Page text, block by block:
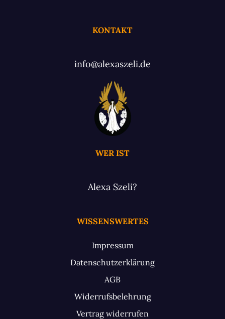
KONTAKT
info@alexaszeli.de
WER IST
Alexa Szeli?
WISSENSWERTES
Impressum
Datenschutzerklärung
AGB
Widerrufsbelehrung
Vertrag widerrufen